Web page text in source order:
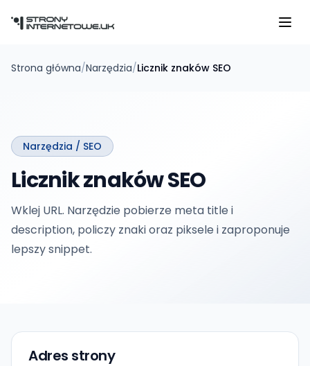
Strona główna/Narzędzia/Licznik znaków SEO
Narzędzia / SEO
Licznik znaków SEO
Wklej URL. Narzędzie pobierze meta title i
description, policzy znaki oraz piksele i zaproponuje
lepszy snippet.
Adres strony